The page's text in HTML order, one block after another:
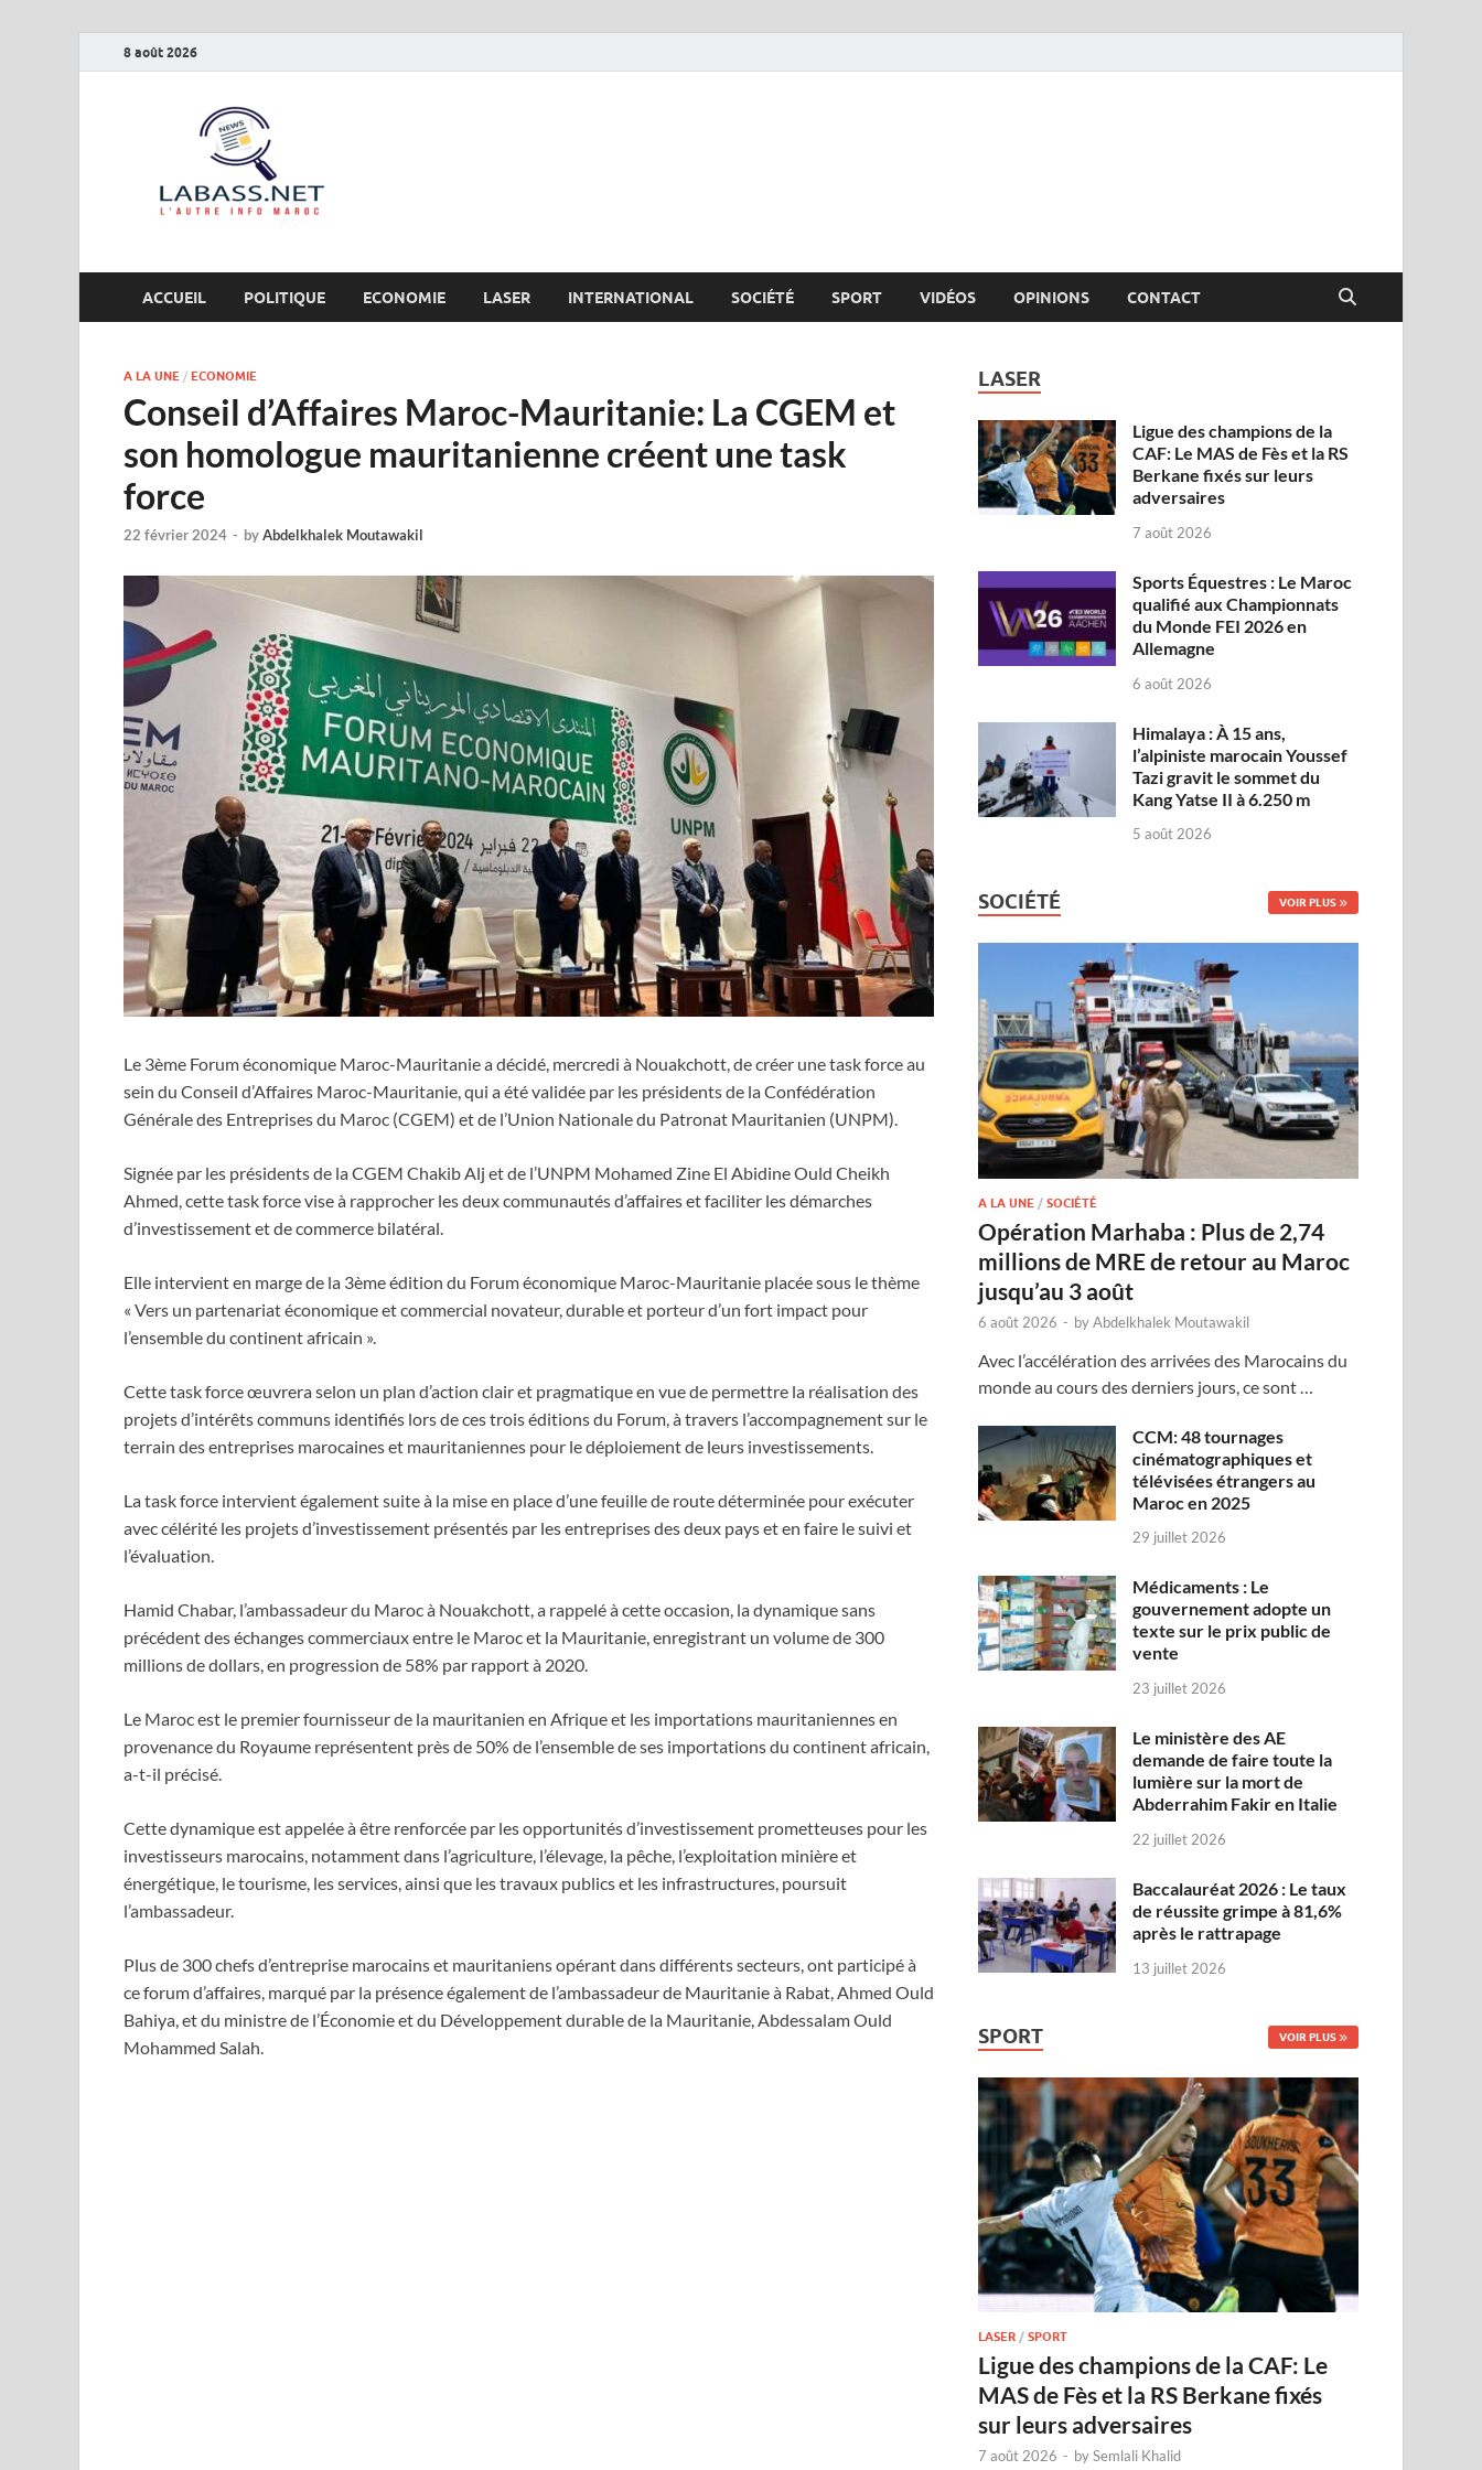
8 août 2026
ACCUEIL POLITIQUE ECONOMIE LASER INTERNATIONAL SOCIÉTÉ SPORT VIDÉOS OPINIONS CONTACT
A LA UNE / ECONOMIE
Conseil d’Affaires Maroc-Mauritanie: La CGEM et
son homologue mauritanienne créent une task
force
22 février 2024 - byAbdelkhalek Moutawakil
Le 3ème Forum économique Maroc-Mauritanie a décidé, mercredi à Nouakchott, de créer une task force au
sein du Conseil d’Affaires Maroc-Mauritanie, qui a été validée par les présidents de la Confédération
Générale des Entreprises du Maroc (CGEM) et de l’Union Nationale du Patronat Mauritanien (UNPM).
Signée par les présidents de la CGEM Chakib Alj et de l’UNPM Mohamed Zine El Abidine Ould Cheikh
Ahmed, cette task force vise à rapprocher les deux communautés d’affaires et faciliter les démarches
d’investissement et de commerce bilatéral.
Elle intervient en marge de la 3ème édition du Forum économique Maroc-Mauritanie placée sous le thème
« Vers un partenariat économique et commercial novateur, durable et porteur d’un fort impact pour
l’ensemble du continent africain ».
Cette task force œuvrera selon un plan d’action clair et pragmatique en vue de permettre la réalisation des
projets d’intérêts communs identifiés lors de ces trois éditions du Forum, à travers l’accompagnement sur le
terrain des entreprises marocaines et mauritaniennes pour le déploiement de leurs investissements.
La task force intervient également suite à la mise en place d’une feuille de route déterminée pour exécuter
avec célérité les projets d’investissement présentés par les entreprises des deux pays et en faire le suivi et
l’évaluation.
Hamid Chabar, l’ambassadeur du Maroc à Nouakchott, a rappelé à cette occasion, la dynamique sans
précédent des échanges commerciaux entre le Maroc et la Mauritanie, enregistrant un volume de 300
millions de dollars, en progression de 58% par rapport à 2020.
Le Maroc est le premier fournisseur de la mauritanien en Afrique et les importations mauritaniennes en
provenance du Royaume représentent près de 50% de l’ensemble de ses importations du continent africain,
a-t-il précisé.
Cette dynamique est appelée à être renforcée par les opportunités d’investissement prometteuses pour les
investisseurs marocains, notamment dans l’agriculture, l’élevage, la pêche, l’exploitation minière et
énergétique, le tourisme, les services, ainsi que les travaux publics et les infrastructures, poursuit
l’ambassadeur.
Plus de 300 chefs d’entreprise marocains et mauritaniens opérant dans différents secteurs, ont participé à
ce forum d’affaires, marqué par la présence également de l’ambassadeur de Mauritanie à Rabat, Ahmed Ould
Bahiya, et du ministre de l’Économie et du Développement durable de la Mauritanie, Abdessalam Ould
Mohammed Salah.
LASER
Ligue des champions de la
CAF: Le MAS de Fès et la RS
Berkane fixés sur leurs
adversaires
7 août 2026
Sports Équestres : Le Maroc
qualifié aux Championnats
du Monde FEI 2026 en
Allemagne
6 août 2026
Himalaya : À 15 ans,
l’alpiniste marocain Youssef
Tazi gravit le sommet du
Kang Yatse II à 6.250 m
5 août 2026
SOCIÉTÉ VOIR PLUS
A LA UNE /SOCIÉTÉ
Opération Marhaba : Plus de 2,74
millions de MRE de retour au Maroc
jusqu’au 3 août
6 août 2026 - byAbdelkhalek Moutawakil
Avec l’accélération des arrivées des Marocains du
monde au cours des derniers jours, ce sont …
CCM: 48 tournages
cinématographiques et
télévisées étrangers au
Maroc en 2025
29 juillet 2026
Médicaments : Le
gouvernement adopte un
texte sur le prix public de
vente
23 juillet 2026
Le ministère des AE
demande de faire toute la
lumière sur la mort de
Abderrahim Fakir en Italie
22 juillet 2026
Baccalauréat 2026 : Le taux
de réussite grimpe à 81,6%
après le rattrapage
13 juillet 2026
SPORT VOIR PLUS
LASER /SPORT
Ligue des champions de la CAF: Le
MAS de Fès et la RS Berkane fixés
sur leurs adversaires
7 août 2026 - bySemlali Khalid